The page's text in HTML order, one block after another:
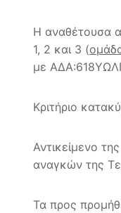
Η αναθέτουσα
1, 2 και 3 (
με
Κριτήριο
Αντικείμενο
αναγκών της
Τα προς